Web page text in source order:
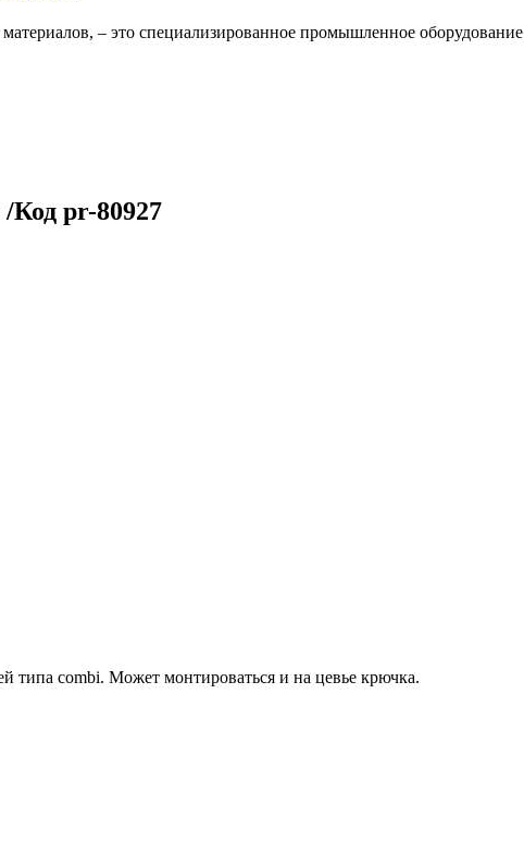
– это специализированное промышленное оборудование
pr-80927
типа combi. Может монтироваться и на цевье крючка.